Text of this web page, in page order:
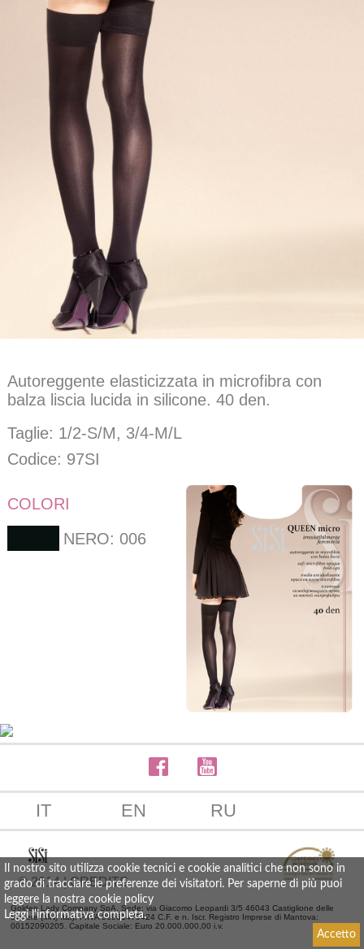
Il nostro sito utilizza cookie tecnici e cookie analitici che non sono in
grado di tracciare le preferenze dei visitatori. Per saperne di più puoi
leggere la nostra cookie policy
Leggi l'informativa completa.
Accetto
Autoreggente elasticizzata in microfibra con
balza liscia lucida in silicone. 40 den.
Taglie: 1/2-S/M, 3/4-M/L
Codice: 97SI
COLORI
NERO: 006
IT EN RU
© 2014 | CREDITS
Golden Lady Company SpA. Sede: via Giacomo Leopardi 3/5 46043 Castiglione delle
Stiviere (MN) Italy. P.IVA 00961470424 C.F. e n. Iscr. Registro Imprese di Mantova:
00152090205. Capitale Sociale: Euro 20.000.000,00 i.v.